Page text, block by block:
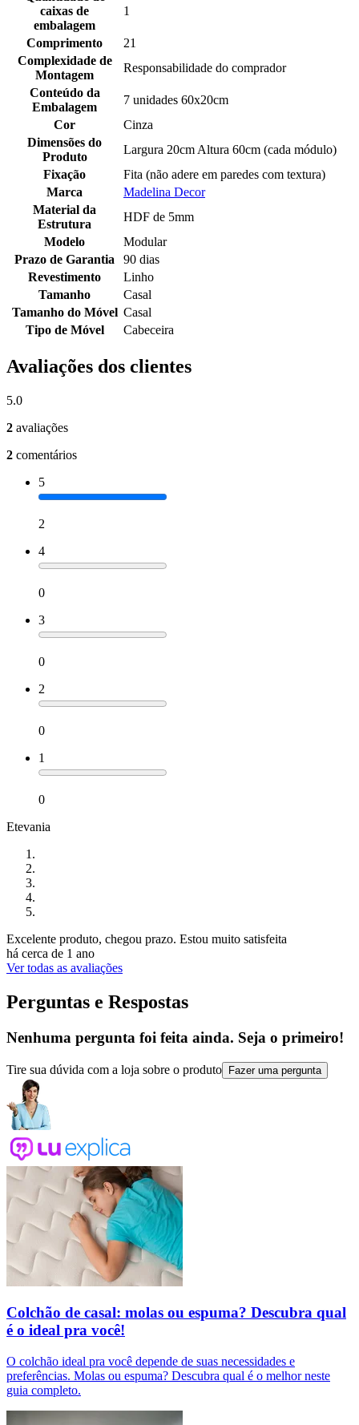
caixas de
embalagem
1
Comprimento
21
Complexidade de
Montagem
Responsabilidade do comprador
Conteúdo da
Embalagem
7 unidades 60x20cm
Cor
Cinza
Dimensões do
Produto
Largura 20cm Altura 60cm (cada módulo)
Fixação
Fita (não adere em paredes com textura)
Marca
Madelina Decor
Material da
Estrutura
HDF de 5mm
Modelo
Modular
Prazo de Garantia
90 dias
Revestimento
Linho
Tamanho
Casal
Tamanho do Móvel Casal
Tipo de Móvel
Cabeceira
Avaliações dos clientes
5.0
2 avaliações
2 comentários
5
2
4
0
3
0
2
0
1
0
Etevania
Excelente produto, chegou prazo. Estou muito satisfeita
há cerca de 1 ano
Ver todas as avaliações
Perguntas e Respostas
Nenhuma pergunta foi feita ainda. Seja o primeiro!
Tire sua dúvida com a loja sobre o produto Fazer uma pergunta
Colchão de casal: molas ou espuma? Descubra qual
é o ideal pra você!
O colchão ideal pra você depende de suas necessidades e
preferências. Molas ou espuma? Descubra qual é o melhor neste
guia completo.